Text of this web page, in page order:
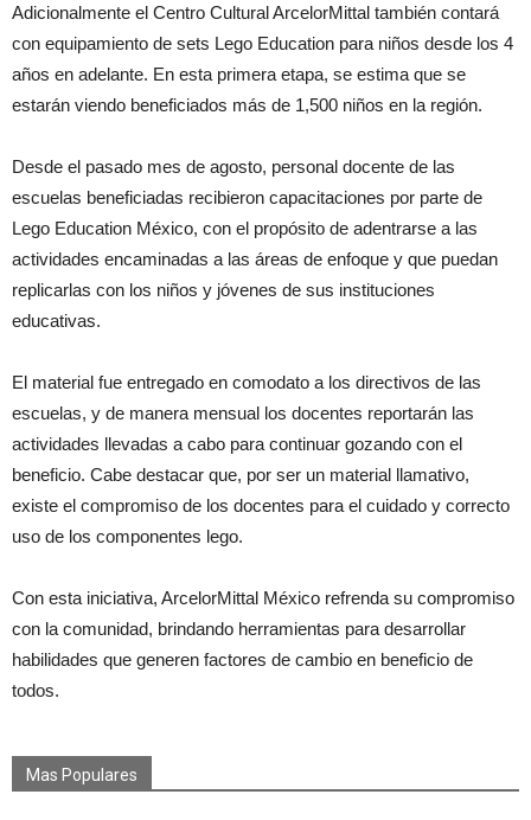
Adicionalmente el Centro Cultural ArcelorMittal también contará
con equipamiento de sets Lego Education para niños desde los 4
años en adelante. En esta primera etapa, se estima que se
estarán viendo beneficiados más de 1,500 niños en la región.
Desde el pasado mes de agosto, personal docente de las
escuelas beneficiadas recibieron capacitaciones por parte de
Lego Education México, con el propósito de adentrarse a las
actividades encaminadas a las áreas de enfoque y que puedan
replicarlas con los niños y jóvenes de sus instituciones
educativas.
El material fue entregado en comodato a los directivos de las
escuelas, y de manera mensual los docentes reportarán las
actividades llevadas a cabo para continuar gozando con el
beneficio. Cabe destacar que, por ser un material llamativo,
existe el compromiso de los docentes para el cuidado y correcto
uso de los componentes lego.
Con esta iniciativa, ArcelorMittal México refrenda su compromiso
con la comunidad, brindando herramientas para desarrollar
habilidades que generen factores de cambio en beneficio de
todos.
Mas Populares